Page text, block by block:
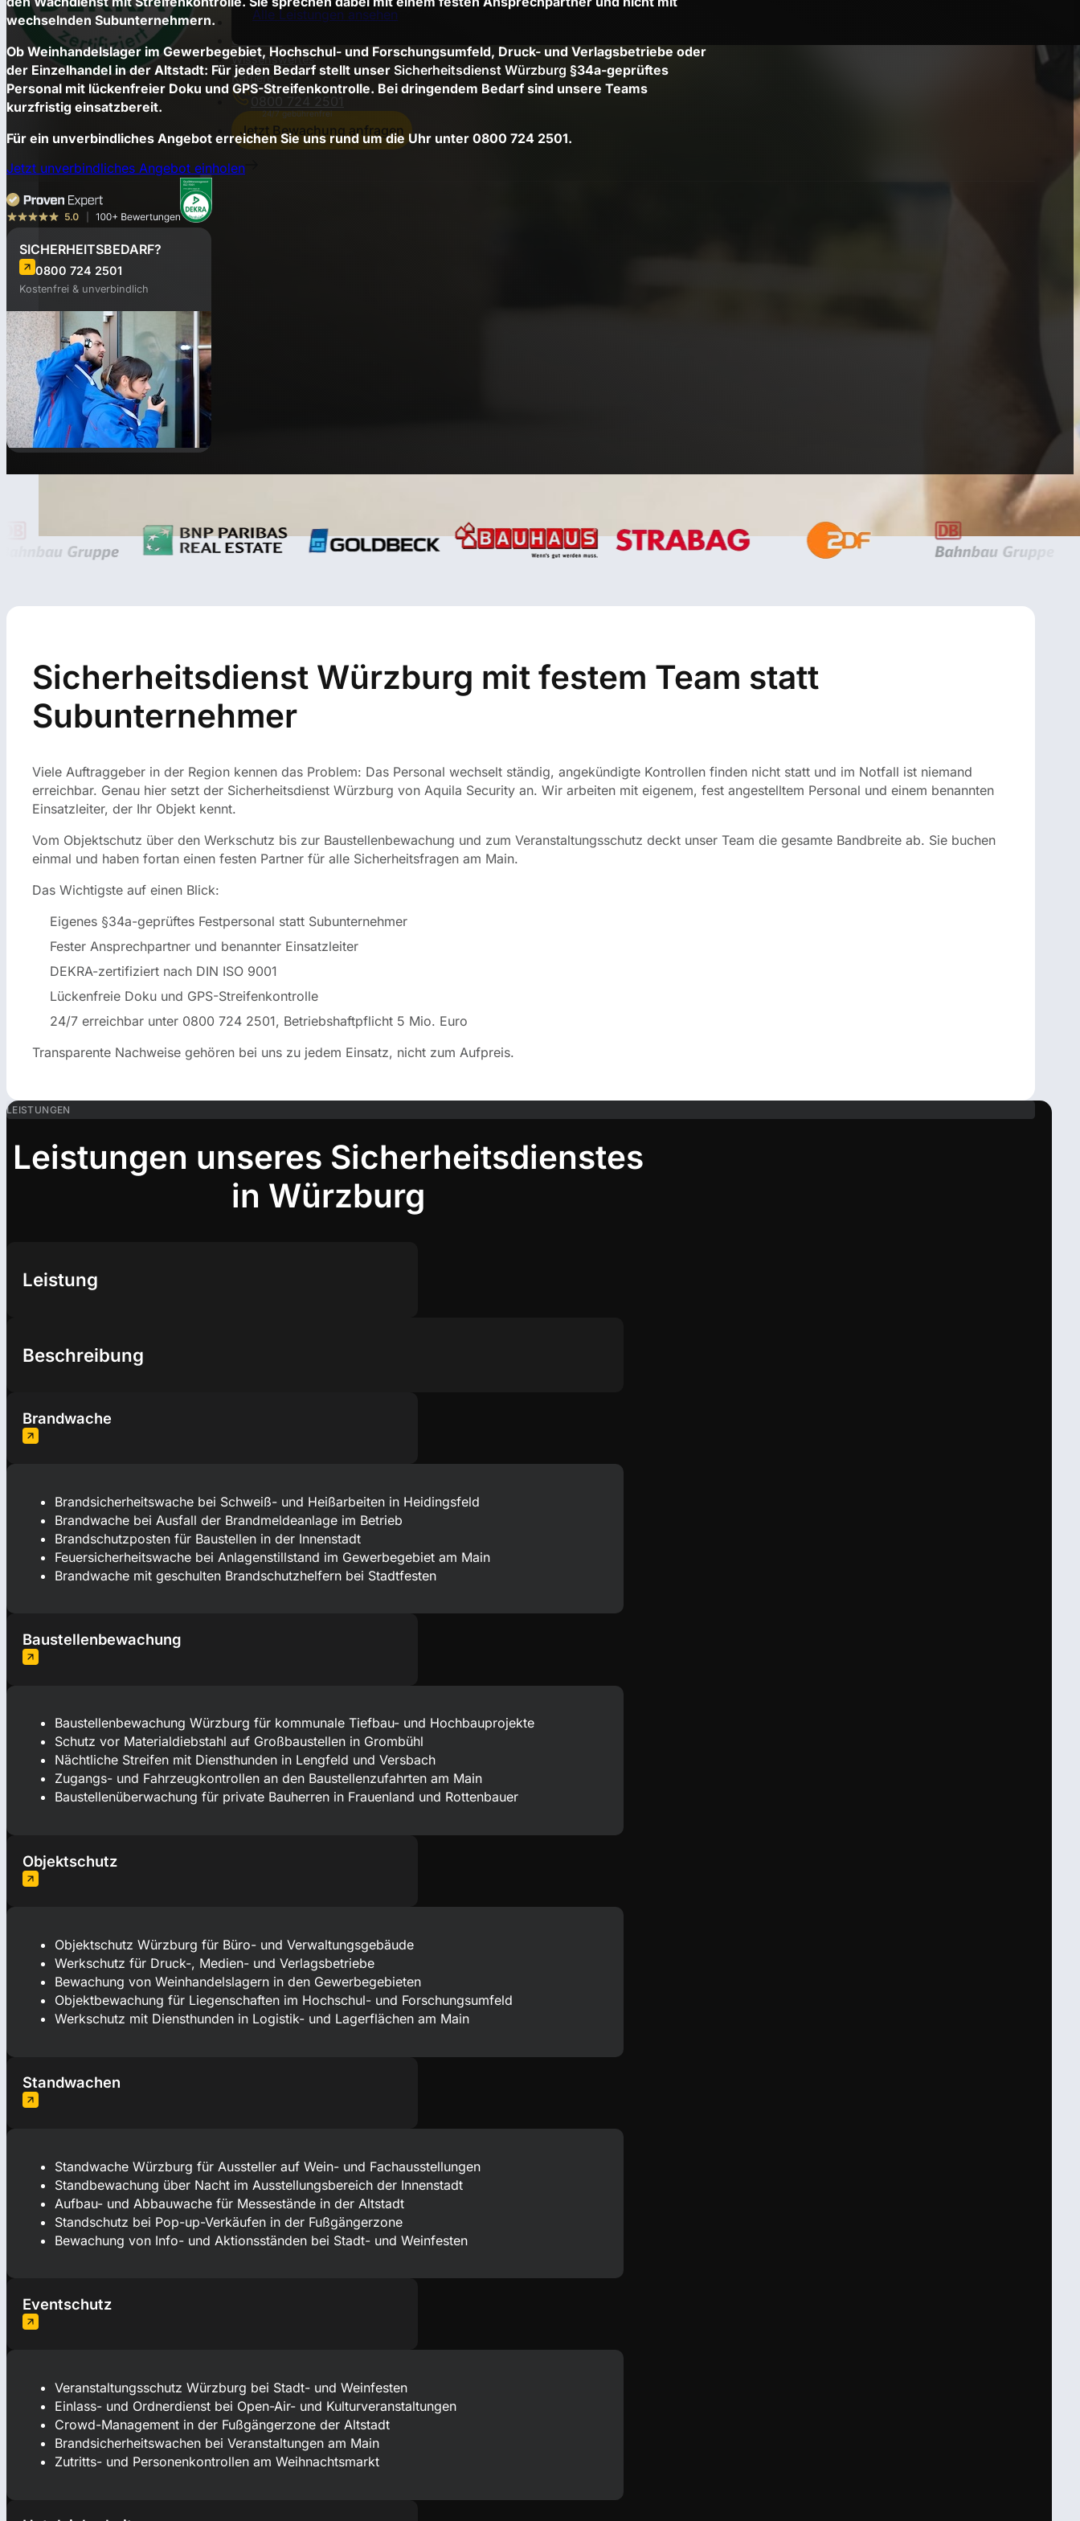
Alle Leistungen ansehen
Einsatzorte
Über uns
Wissenswertes
Karriere
0800 724 2501
Jetzt Bewachung anfragen
wechselnden Subunternehmern.
Ob Weinhandelslager im Gewerbegebiet, Hochschul- und Forschungsumfeld, Druck- und Verlagsbetriebe oder
der Einzelhandel in der Altstadt: Für jeden Bedarf stellt unser Sicherheitsdienst Würzburg §34a-geprüftes
Personal mit lückenfreier Doku und GPS-Streifenkontrolle. Bei dringendem Bedarf sind unsere Teams
kurzfristig einsatzbereit.
Für ein unverbindliches Angebot erreichen Sie uns rund um die Uhr unter 0800 724 2501.
Jetzt unverbindliches Angebot einholen
SICHERHEITSBEDARF?
0800 724 2501
Kostenfrei & unverbindlich
Sicherheitsdienst Würzburg mit festem Team statt
Subunternehmer
Viele Auftraggeber in der Region kennen das Problem: Das Personal wechselt ständig, angekündigte Kontrollen finden nicht statt und im Notfall ist niemand
erreichbar. Genau hier setzt der Sicherheitsdienst Würzburg von Aquila Security an. Wir arbeiten mit eigenem, fest angestelltem Personal und einem benannten
Einsatzleiter, der Ihr Objekt kennt.
Vom Objektschutz über den Werkschutz bis zur Baustellenbewachung und zum Veranstaltungsschutz deckt unser Team die gesamte Bandbreite ab. Sie buchen
einmal und haben fortan einen festen Partner für alle Sicherheitsfragen am Main.
Das Wichtigste auf einen Blick:
Eigenes §34a-geprüftes Festpersonal statt Subunternehmer
Fester Ansprechpartner und benannter Einsatzleiter
DEKRA-zertifiziert nach DIN ISO 9001
Lückenfreie Doku und GPS-Streifenkontrolle
24/7 erreichbar unter 0800 724 2501, Betriebshaftpflicht 5 Mio. Euro
Transparente Nachweise gehören bei uns zu jedem Einsatz, nicht zum Aufpreis.
LEISTUNGEN
Leistungen unseres Sicherheitsdienstes
in Würzburg
Leistung
Beschreibung
Brandwache
Brandsicherheitswache bei Schweiß- und Heißarbeiten in Heidingsfeld
Brandwache bei Ausfall der Brandmeldeanlage im Betrieb
Brandschutzposten für Baustellen in der Innenstadt
Feuersicherheitswache bei Anlagenstillstand im Gewerbegebiet am Main
Brandwache mit geschulten Brandschutzhelfern bei Stadtfesten
Baustellenbewachung
Baustellenbewachung Würzburg für kommunale Tiefbau- und Hochbauprojekte
Schutz vor Materialdiebstahl auf Großbaustellen in Grombühl
Nächtliche Streifen mit Diensthunden in Lengfeld und Versbach
Zugangs- und Fahrzeugkontrollen an den Baustellenzufahrten am Main
Baustellenüberwachung für private Bauherren in Frauenland und Rottenbauer
Objektschutz
Objektschutz Würzburg für Büro- und Verwaltungsgebäude
Werkschutz für Druck-, Medien- und Verlagsbetriebe
Bewachung von Weinhandelslagern in den Gewerbegebieten
Objektbewachung für Liegenschaften im Hochschul- und Forschungsumfeld
Werkschutz mit Diensthunden in Logistik- und Lagerflächen am Main
Standwachen
Standwache Würzburg für Aussteller auf Wein- und Fachausstellungen
Standbewachung über Nacht im Ausstellungsbereich der Innenstadt
Aufbau- und Abbauwache für Messestände in der Altstadt
Standschutz bei Pop-up-Verkäufen in der Fußgängerzone
Bewachung von Info- und Aktionsständen bei Stadt- und Weinfesten
Eventschutz
Veranstaltungsschutz Würzburg bei Stadt- und Weinfesten
Einlass- und Ordnerdienst bei Open-Air- und Kulturveranstaltungen
Crowd-Management in der Fußgängerzone der Altstadt
Brandsicherheitswachen bei Veranstaltungen am Main
Zutritts- und Personenkontrollen am Weihnachtsmarkt